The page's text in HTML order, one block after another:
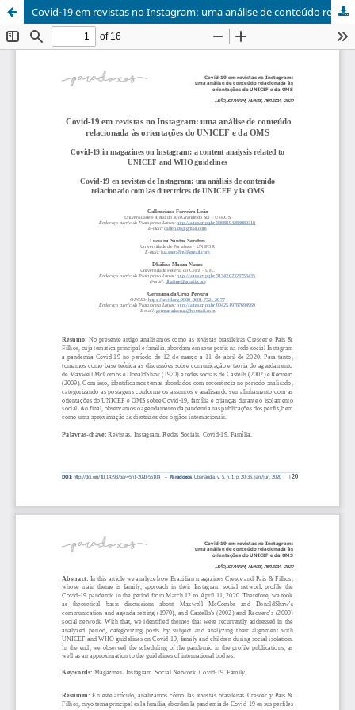
Covid-19 em revistas no Instagram: uma análise de conteúdo relacionada às orientações do UNICEF e da OMS